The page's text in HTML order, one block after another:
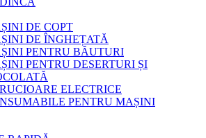
DE COPT
DE ÎNGHEȚATĂ
PENTRU BĂUTURI
PENTRU DESERTURI ȘI
ELECTRICE
PENTRU MAȘINI